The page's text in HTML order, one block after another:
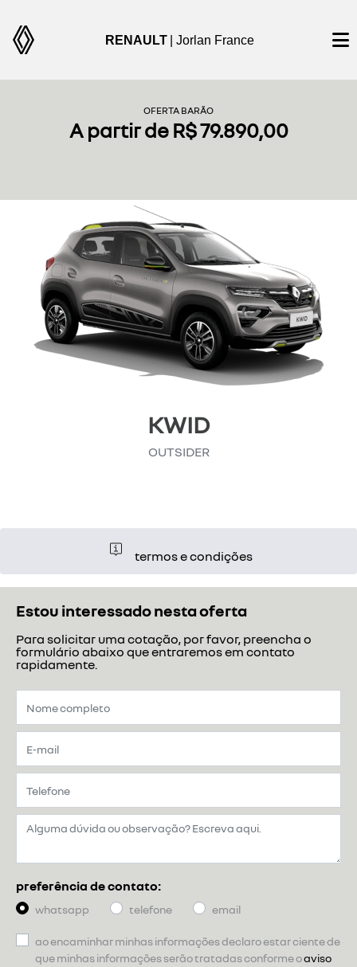
RENAULT | Jorlan France
OFERTA BARÃO
A partir de R$ 79.890,00
KWID
OUTSIDER
termos e condições
Estou interessado nesta oferta
Para solicitar uma cotação, por favor, preencha o
formulário abaixo que entraremos em contato
rapidamente.
preferência de contato:
whatsapp telefone email
ao encaminhar minhas informações declaro estar ciente de
que minhas informações serão tratadas conforme oaviso